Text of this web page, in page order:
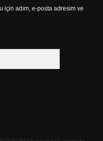
için adım, e-posta adresim ve